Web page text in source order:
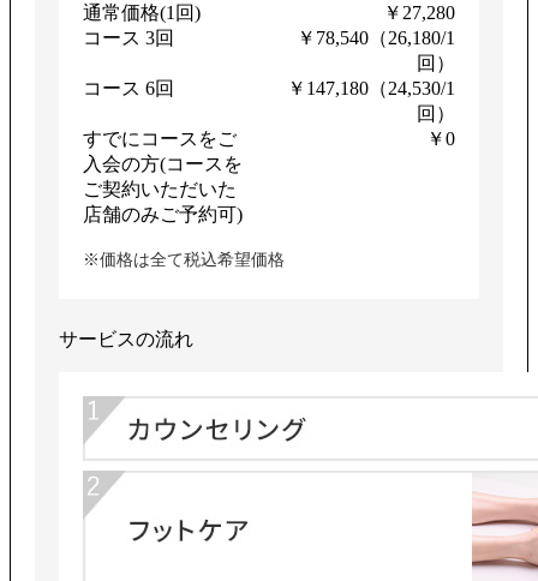
通常価格(1回)
￥27,280
コース 3回
￥78,540（26,180/1
回）
コース 6回
￥147,180（24,530/1
回）
すでにコースをご
入会の方(コースを
ご契約いただいた
店舗のみご予約可)
￥0
※価格は全て税込希望価格
サービスの流れ